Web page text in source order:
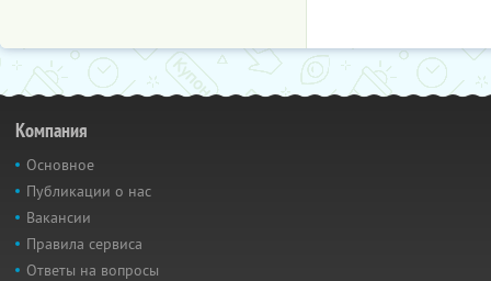
Компания
Основное
Публикации о нас
Вакансии
Правила сервиса
Ответы на вопросы